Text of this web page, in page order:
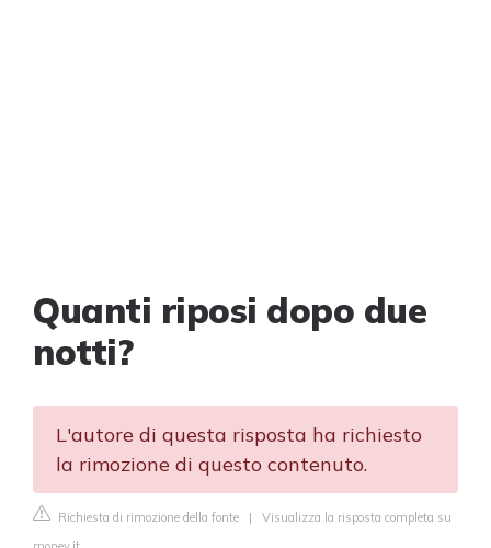
Quanti riposi dopo due
notti?
L'autore di questa risposta ha richiesto
la rimozione di questo contenuto.
Richiesta di rimozione della fonte | Visualizza la risposta completa su